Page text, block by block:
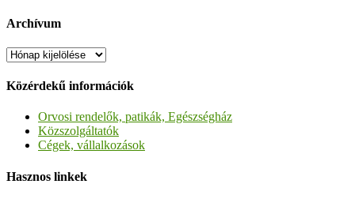
Archívum
Archívum
Közérdekű információk
Orvosi rendelők, patikák, Egészségház
Közszolgáltatók
Cégek, vállalkozások
Hasznos linkek